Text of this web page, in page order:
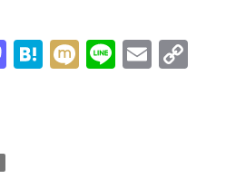
M H
M Li
E